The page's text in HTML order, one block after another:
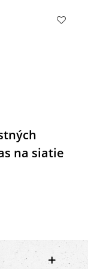
na siatie